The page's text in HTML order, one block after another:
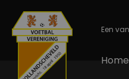
Een
Home